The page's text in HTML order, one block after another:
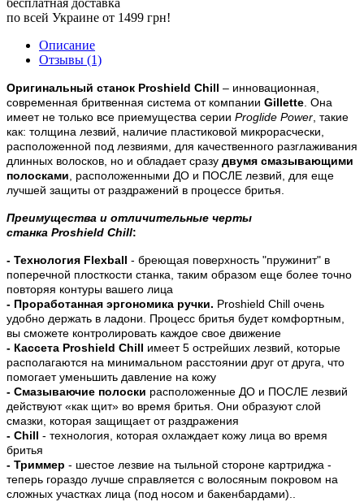
бесплатная доставка
по всей Украине от 1499 грн!
Описание
Отзывы (1)
Оригинальный станок Proshield Chill – инновационная,
современная бритвенная система от компании Gillette . Она
имеет не только все приемущества серии Proglide Power , такие
как: толщина лезвий, наличие пластиковой микрорасчески,
расположенной под лезвиями, для качественного разглаживания
длинных волосков, но и обладает сразу двумя смазывающими
полосками , расположенными ДО и ПОСЛЕ лезвий, для еще
лучшей защиты от раздражений в процессе бритья.
Преимущества и отличительные черты
станка Proshield Chill:
- Технология Flexball - бреющая поверхность "пружинит" в
поперечной плосткости станка, таким образом еще более точно
повторяя контуры вашего лица
- Проработанная эргономика ручки. Proshield Chill очень
удобно держать в ладони. Процесс бритья будет комфортным,
вы сможете контролировать каждое свое движение
- Кассета Proshield Chill имеет 5 острейших лезвий, которые
располагаются на минимальном расстоянии друг от друга, что
помогает уменьшить давление на кожу
- Смазываючие полоски расположенные ДО и ПОСЛЕ лезвий
действуют «как щит» во время бритья. Они образуют слой
смазки, которая защищает от раздражения
- Chill - технология, которая охлаждает кожу лица во время
бритья
- Триммер - шестое лезвие на тыльной стороне картриджа -
теперь гораздо лучше справляется с волосяным покровом на
сложных участках лица (под носом и бакенбардами)..